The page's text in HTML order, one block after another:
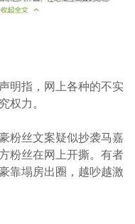
明指，网上各种的不实
权力。
粉丝文案疑似抄袭马嘉
粉丝在网上开撕。有者
靠塌房出圈，越吵越激